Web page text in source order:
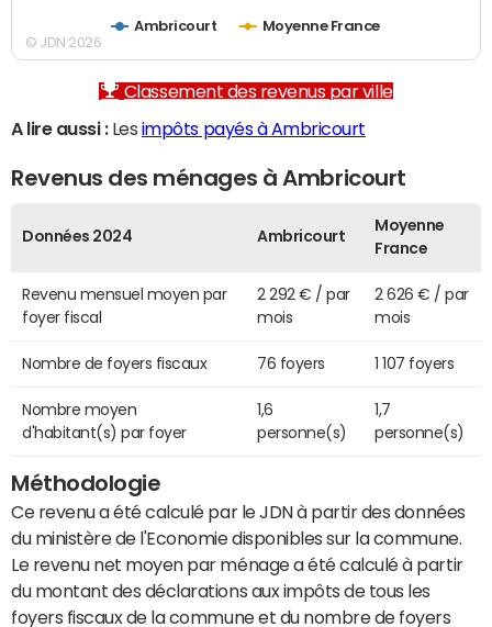
Ambricourt Moyenne France
© JDN 2026
Classement des revenus par ville
A lire aussi :Les impôts payés à Ambricourt
Revenus des ménages à Ambricourt
Données 2024 Ambricourt
Moyenne
France
Revenu mensuel moyen par
foyer fiscal
2 292 € / par
mois
2 626 € / par
mois
Nombre de foyers fiscaux 76 foyers 1 107 foyers
Nombre moyen
d'habitant(s) par foyer
1,6
personne(s)
1,7
personne(s)
Méthodologie
Ce revenu a été calculé par le JDN à partir des données
du ministère de l'Economie disponibles sur la commune.
Le revenu net moyen par ménage a été calculé à partir
du montant des déclarations aux impôts de tous les
foyers fiscaux de la commune et du nombre de foyers